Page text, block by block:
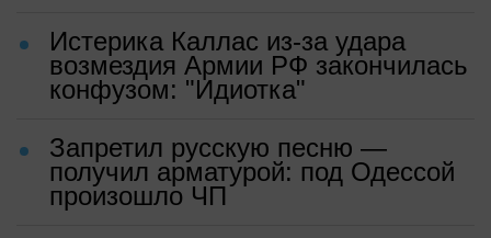
Истерика Каллас из-за удара
возмездия Армии РФ закончилась
конфузом: "Идиотка"
Запретил русскую песню —
получил арматурой: под Одессой
произошло ЧП